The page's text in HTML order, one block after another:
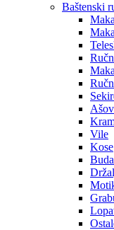
Baštenski
Vile
Kose